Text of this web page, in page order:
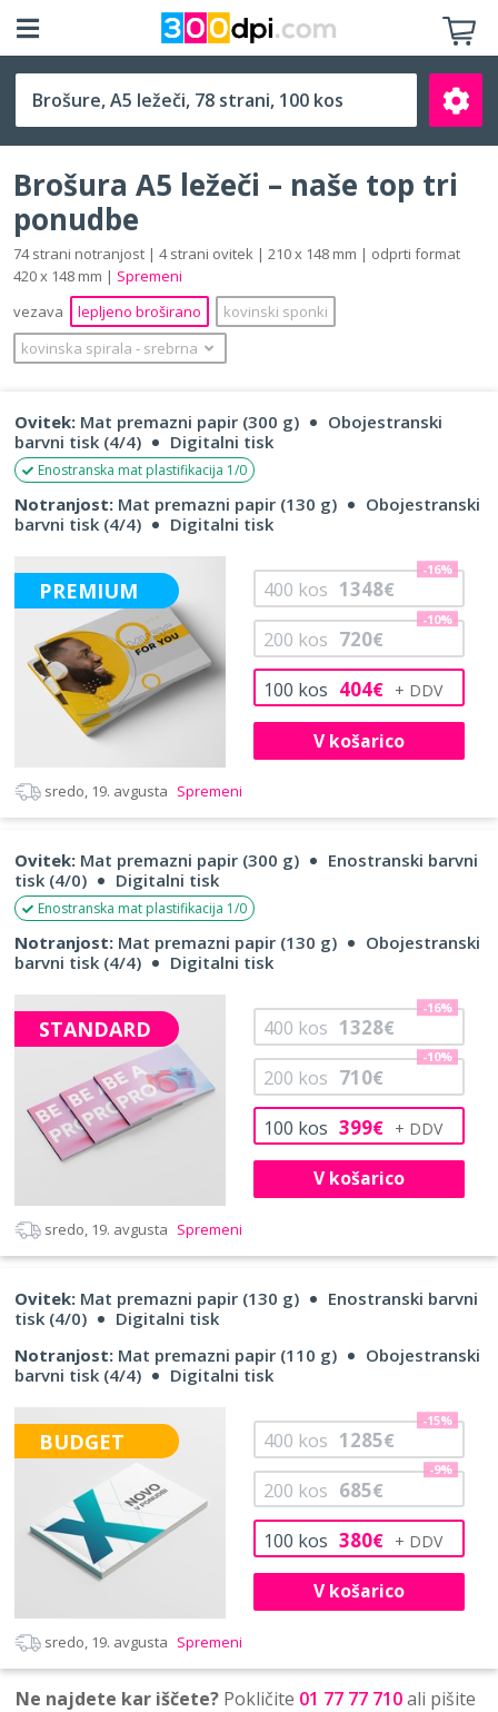
A5 ležeči (210 x 148 mm)
Išči
Brošura A5 ležeči – naše top tri
ponudbe
74 strani notranjost | 4 strani ovitek | 210 x 148 mm | odprti format
420 x 148 mm | Spremeni
vezava
lepljeno broširano
kovinski sponki
kovinska spirala ‐ srebrna
Ovitek: Mat premazni papir (300 g)
Obojestranski
barvni tisk (4/4)
Digitalni tisk
Enostranska mat plastifikacija 1/0
Notranjost: Mat premazni papir (130 g)
Obojestranski
barvni tisk (4/4)
Digitalni tisk
PREMIUM
100 kos 404€
200 kos 720€
-10%
400 kos 1348€
-16%
V košarico
sredo, 19. avgusta Spremeni
Ovitek: Mat premazni papir (300 g)
Enostranski barvni
tisk (4/0)
Digitalni tisk
Enostranska mat plastifikacija 1/0
Notranjost: Mat premazni papir (130 g)
Obojestranski
barvni tisk (4/4)
Digitalni tisk
STANDARD
100 kos 399€
200 kos 710€
-10%
400 kos 1328€
-16%
V košarico
sredo, 19. avgusta Spremeni
Ovitek: Mat premazni papir (130 g)
Enostranski barvni
tisk (4/0)
Digitalni tisk
Notranjost: Mat premazni papir (110 g)
Obojestranski
barvni tisk (4/4)
Digitalni tisk
BUDGET
100 kos 380€
200 kos 685€
-9%
400 kos 1285€
-15%
V košarico
sredo, 19. avgusta Spremeni
Ne najdete kar iščete? Pokličite 01 77 77 710ali pišite